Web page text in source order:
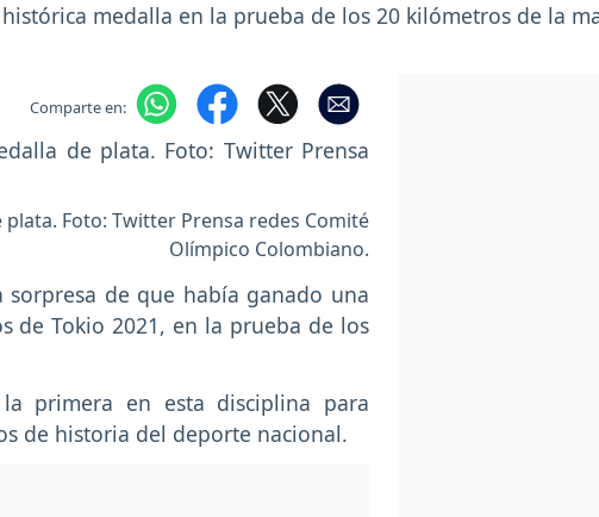
medalla en la prueba de los 20 kilómetros de la
Comparte en:
Foto: Twitter Prensa redes Comité
Olímpico Colombiano.
sorpresa de que había ganado una
de Tokio 2021, en la prueba de los
primera en esta disciplina para
de historia del deporte nacional.